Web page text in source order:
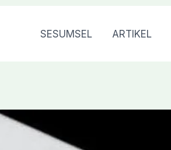
SESUMSEL ARTIKEL